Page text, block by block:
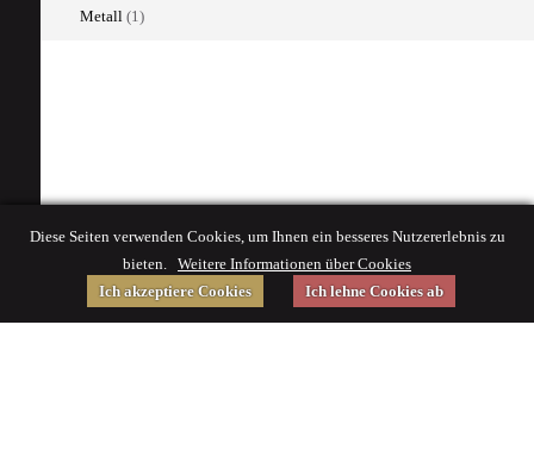
Metall (1)
Diese Seiten verwenden Cookies, um Ihnen ein besseres Nutzererlebnis zu
bieten. Weitere Informationen über Cookies
Ich akzeptiere Cookies
Ich lehne Cookies ab